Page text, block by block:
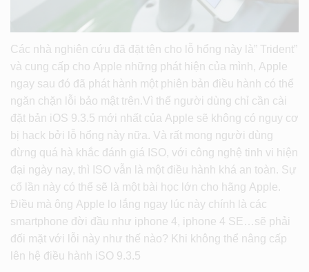
Các nhà nghiên cứu đã đặt tên cho lỗ hổng này là” Trident”
và cung cấp cho Apple những phát hiện của mình, Apple
ngay sau đó đã phát hành một phiên bản điều hành có thể
ngăn chặn lỗi bảo mật trên.Vì thế người dùng chỉ cần cài
đặt bản iOS 9.3.5 mới nhất của Apple sẽ không có nguy cơ
bị hack bởi lỗ hổng này nữa. Và rất mong người dùng
đừng quá hà khắc đánh giá ISO, với công nghệ tinh vi hiện
đại ngày nay, thì ISO vẫn là một điều hành khá an toàn. Sự
cố lần này có thể sẽ là một bài học lớn cho hãng Apple.
Điều mà ông Apple lo lắng ngay lúc này chính là các
smartphone đời đầu như iphone 4, iphone 4 SE…sẽ phải
đối mặt với lỗi này như thế nào? Khi không thể nâng cấp
lên hệ điều hành iSO 9.3.5